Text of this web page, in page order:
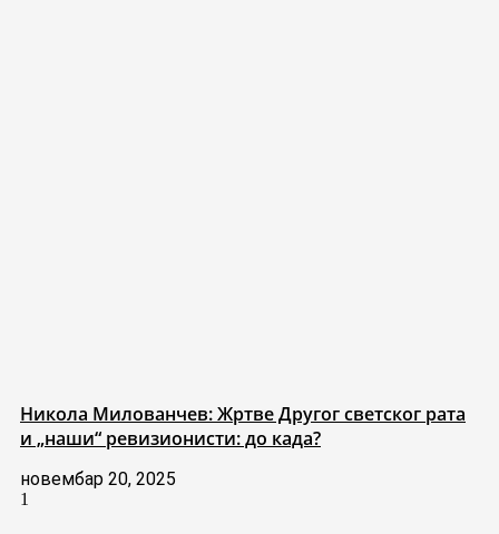
Никола Милованчев: Жртве Другог светског рата
и „наши“ ревизионисти: до када?
новембар 20, 2025